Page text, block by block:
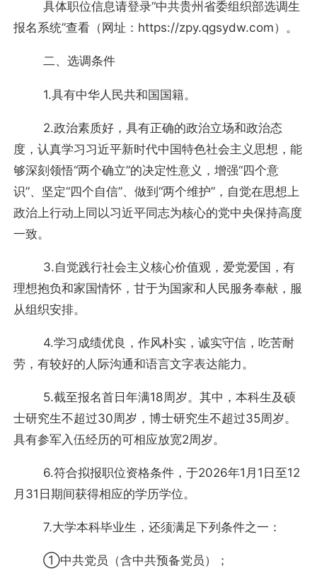
具体职位信息请登录“中共贵州省委组织部选调生
报名系统”查看（网址：https://zpy.qgsydw.com）。
二、选调条件
1.具有中华人民共和国国籍。
2.政治素质好，具有正确的政治立场和政治态
度，认真学习习近平新时代中国特色社会主义思想，能
够深刻领悟“两个确立”的决定性意义，增强“四个意
识”、坚定“四个自信”、做到“两个维护”，自觉在思想上
政治上行动上同以习近平同志为核心的党中央保持高度
一致。
3.自觉践行社会主义核心价值观，爱党爱国，有
理想抱负和家国情怀，甘于为国家和人民服务奉献，服
从组织安排。
4.学习成绩优良，作风朴实，诚实守信，吃苦耐
劳，有较好的人际沟通和语言文字表达能力。
5.截至报名首日年满18周岁。其中，本科生及硕
士研究生不超过30周岁，博士研究生不超过35周岁。
具有参军入伍经历的可相应放宽2周岁。
6.符合拟报职位资格条件，于2026年1月1日至12
月31日期间获得相应的学历学位。
7.大学本科毕业生，还须满足下列条件之一：
①中共党员（含中共预备党员）；